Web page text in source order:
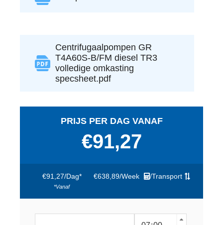
Centrifugaalpompen GR
T4A60S-B/FM diesel TR3
volledige omkasting
specsheet.pdf
PRIJS PER DAG VANAF
€91,27
€91,27/Dag*
*vanaf
€638,89/Week /Transport